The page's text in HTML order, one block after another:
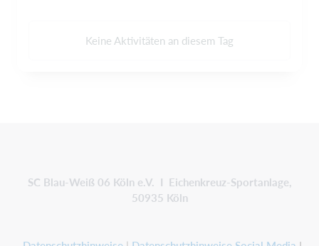
Keine Aktivitäten an diesem Tag
SC Blau-Weiß 06 Köln e.V. I Eichenkreuz-Sportanlage,
50935 Köln